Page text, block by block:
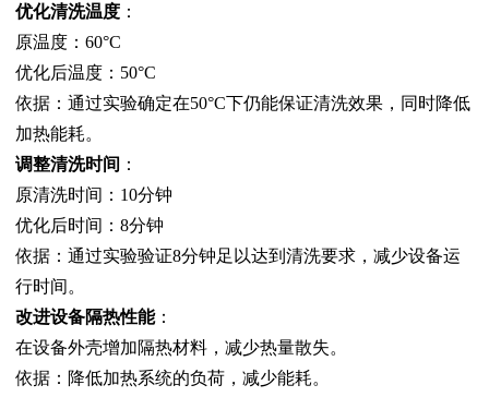
优化清洗温度 ：
原温度：60°C
优化后温度：50°C
依据：通过实验确定在50°C下仍能保证清洗效果，同时降低
加热能耗。
调整清洗时间 ：
原清洗时间：10分钟
优化后时间：8分钟
依据：通过实验验证8分钟足以达到清洗要求，减少设备运
行时间。
改进设备隔热性能：
在设备外壳增加隔热材料，减少热量散失。
依据：降低加热系统的负荷，减少能耗。